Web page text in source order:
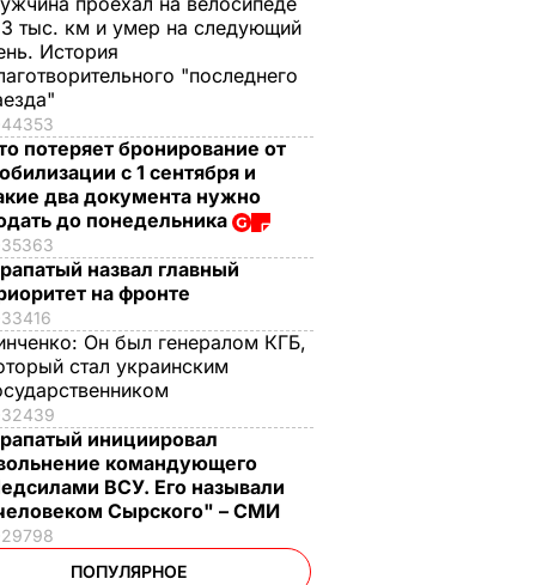
тыс. км и умер на следующий
История
"последнего
44353
потеряет бронирование от
с 1 сентября и
два документа нужно
до понедельника
35363
назвал главный
на фронте
33416
Он был генералом КГБ,
стал украинским
32439
инициировал
командующего
ВСУ. Его называли
Сырского" – СМИ
29798
ПОПУЛЯРНОЕ